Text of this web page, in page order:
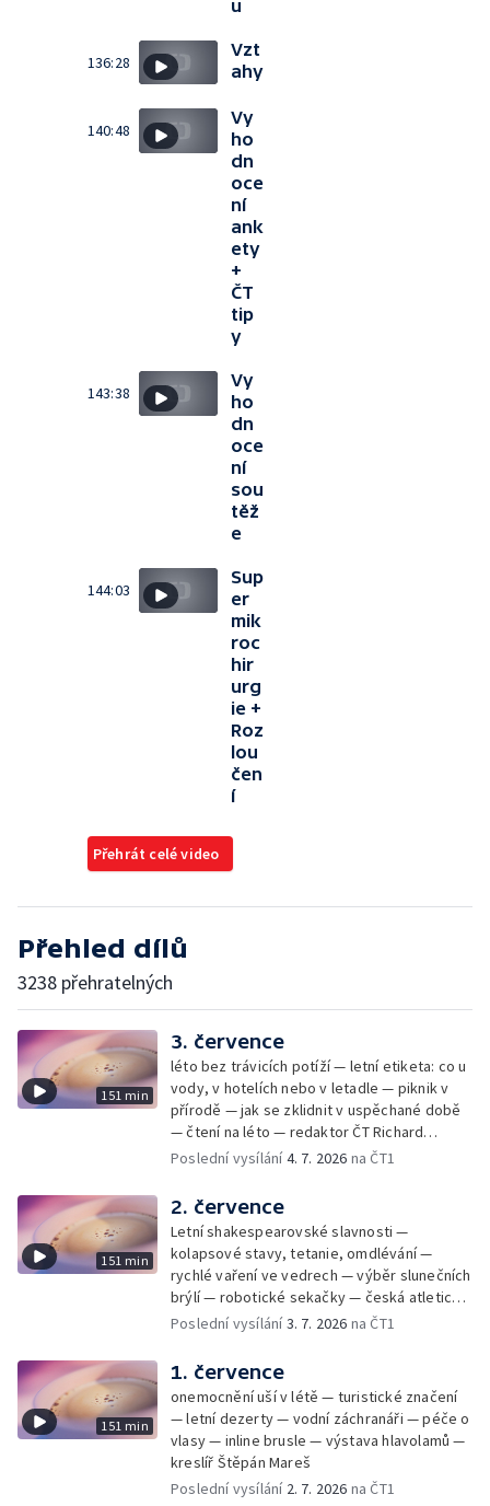
u
136:28
Vzt
ahy
140:48
Vy
ho
dn
oce
ní
ank
ety
+
ČT
tip
y
143:38
Vy
ho
dn
oce
ní
sou
těž
e
144:03
Sup
er
mik
roc
hir
urg
ie +
Roz
lou
čen
í
Přehrát celé video
Přehled dílů
3238 přehratelných
151 min
3. července
léto bez trávicích potíží — letní etiketa: co u
vody, v hotelích nebo v letadle — piknik v
přírodě — jak se zklidnit v uspěchané době
— čtení na léto — redaktor ČT Richard
Samko
Poslední vysílání4. 7. 2026 na ČT1
151 min
2. července
Letní shakespearovské slavnosti —
kolapsové stavy, tetanie, omdlévání —
rychlé vaření ve vedrech — výběr slunečních
brýlí — robotické sekačky — česká atletická
rekordmanka — psí seriál: výmarský
Poslední vysílání3. 7. 2026 na ČT1
151 min
1. července
onemocnění uší v létě — turistické značení
— letní dezerty — vodní záchranáři — péče o
vlasy — inline brusle — výstava hlavolamů —
kreslíř Štěpán Mareš
Poslední vysílání 2. 7. 2026 na ČT1